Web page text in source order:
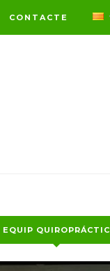
CONTACTE
EQUIP QUIROPRÁCTIC